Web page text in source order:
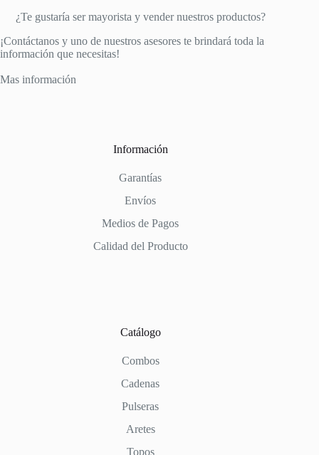
¿Te gustaría ser mayorista y vender nuestros productos?
¡Contáctanos y uno de nuestros asesores te brindará toda la
información que necesitas!
Mas información
Información
Garantías
Envíos
Medios de Pagos
Calidad del Producto
Catálogo
Combos
Cadenas
Pulseras
Aretes
Topos